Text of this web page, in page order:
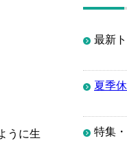
うに生
最新
夏季
特集